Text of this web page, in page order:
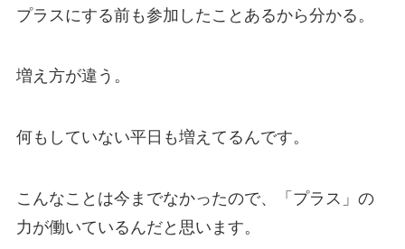
プラスにする前も参加したことあるから分かる。
増え方が違う。
何もしていない平日も増えてるんです。
こんなことは今までなかったので、「プラス」の
力が働いているんだと思います。